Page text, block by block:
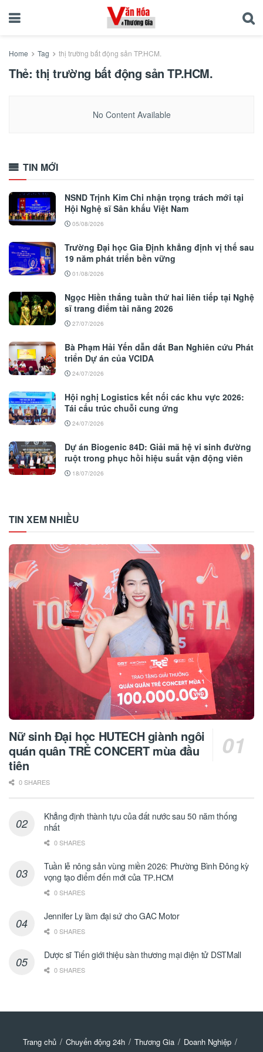
Home Tag thị trường bất động sản TP.HCM.
Thẻ: thị trường bất động sản TP.HCM.
No Content Available
TIN MỚI
NSND Trịnh Kim Chi nhận trọng trách mới tại
Hội Nghệ sĩ Sân khấu Việt Nam
05/08/2026
Trường Đại học Gia Định khẳng định vị thế sau
19 năm phát triển bền vững
01/08/2026
Ngọc Hiền thắng tuần thứ hai liên tiếp tại Nghệ
sĩ trang điểm tài năng 2026
27/07/2026
Bà Phạm Hải Yến dẫn dắt Ban Nghiên cứu Phát
triển Dự án của VCIDA
24/07/2026
Hội nghị Logistics kết nối các khu vực 2026:
Tái cấu trúc chuỗi cung ứng
24/07/2026
Dự án Biogenic 84D: Giải mã hệ vi sinh đường
ruột trong phục hồi hiệu suất vận động viên
18/07/2026
TIN XEM NHIỀU
Nữ sinh Đại học HUTECH giành ngôi
quán quân TRẺ CONCERT mùa đầu
tiên
0 SHARES
Khẳng định thành tựu của đất nước sau 50 năm thống
nhất
0 SHARES
Tuần lễ nông sản vùng miền 2026: Phường Bình Đông kỳ
vọng tạo điểm đến mới của ТР.НСМ
0 SHARES
Jennifer Ly làm đại sứ cho GAC Motor
0 SHARES
Dược sĩ Tiến giới thiệu sàn thương mại điện tử DSTMall
0 SHARES
Trang chủ Chuyển động 24h Thương Gia
Doanh Nghiệp